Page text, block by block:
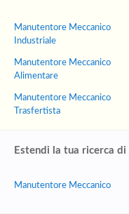
Manutentore Meccanico
Industriale
Manutentore Meccanico
Alimentare
Manutentore Meccanico
Trasfertista
Estendi la tua ricerca
Manutentore Meccanico